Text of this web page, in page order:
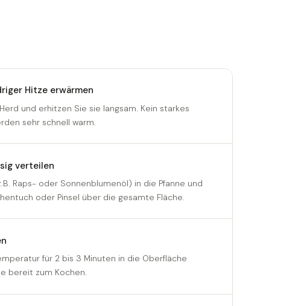
Hitze erwärmen
und erhitzen Sie sie langsam. Kein starkes
sehr schnell warm.
verteilen
Raps- oder Sonnenblumenöl) in die Pfanne und
oder Pinsel über die gesamte Fläche.
für 2 bis 3 Minuten in die Oberfläche
bereit zum Kochen.